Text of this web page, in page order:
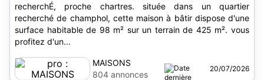
recherchÉ, proche chartres. située dans un quartier
recherché de champhol, cette maison à bâtir dispose d'une
surface habitable de 98 m² sur un terrain de 425 m². vous
profitez d'un...
MAISONS
EVOLUTION
804 annonces
20/07/2026